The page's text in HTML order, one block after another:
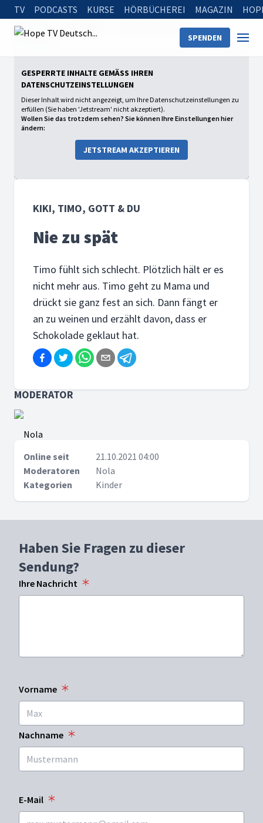
TV PODCASTS KURSE HÖRBÜCHEREI MAGAZIN
SPENDEN
Startseite
Kiki, Timo, Gott & Du
Nie zu spät
GESPERRTE INHALTE GEMÄSS IHREN D
ATENSCHUTZEINSTELLUNGEN
Dieser Inhalt wird nicht angezeigt, um Ihre Datenschutzeinstellungen zu
erfüllen (Sie haben 'Jetstream' nicht akzeptiert).
Wollen Sie das trotzdem sehen? Sie können Ihre Einstellungen hier
ändern:
JETSTREAM AKZEPTIEREN
KIKI, TIMO, GOTT & DU
Nie zu spät
Timo fühlt sich schlecht. Plötzlich hält er es
nicht mehr aus. Timo geht zu Mama und
drückt sie ganz fest an sich. Dann fängt er
an zu weinen und erzählt davon, dass er
Schokolade geklaut hat.
MODERATOR
Nola
Online seit
21.10.2021 04:00
Moderatoren
Nola
Kategorien
Kinder
Haben Sie Fragen zu dieser
Sendung?
Ihre Nachricht
Vorname
Nachname
E-Mail